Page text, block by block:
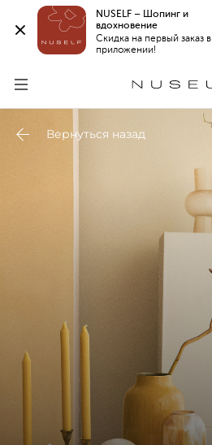
NUSELF – Шопинг и
вдохновение
Скидка на первый заказ в
приложении!
Вернуться назад